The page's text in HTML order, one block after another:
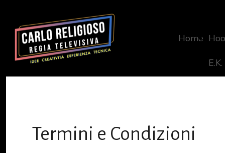
Home
E.K.
Termini e Condizioni